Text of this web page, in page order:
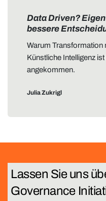
Data Driven?
bessere
Warum Transformation
Künstliche Intelligenz
angekommen.
Julia Zukrigl
Lassen Sie uns